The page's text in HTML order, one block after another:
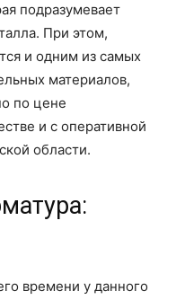
подразумевает
При этом,
и одним из самых
материалов,
по цене
и с оперативной
области.
времени у данного